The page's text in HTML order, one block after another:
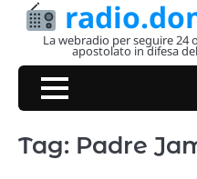
Skip
La webradio per seguire 24
apostolato in difesa
Tag: Padre